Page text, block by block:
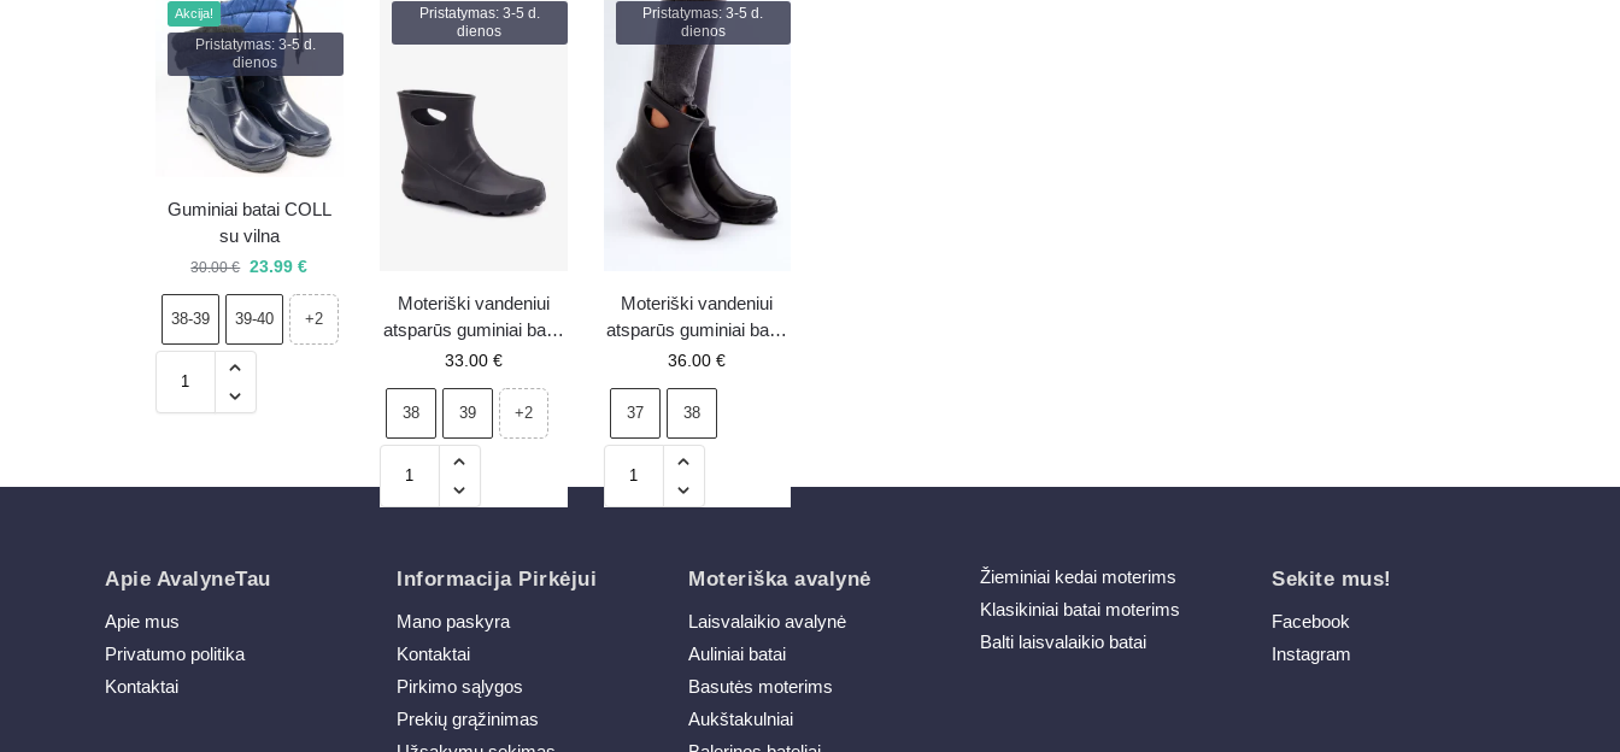
Akcija!
Pristatymas: 3-5 d.
dienos
Guminiai batai COLL
su vilna
30.00€ 23.99€
38-39 39-40 +2
Pristatymas: 3-5 d.
dienos
Moteriški vandeniui
atsparūs guminiai batai
Boto pilki
33.00 €
38 39 +2
Pristatymas: 3-5 d.
dienos
Moteriški vandeniui
atsparūs guminiai batai
LEMIGO GARDEN
36.00€
37 38
Apie AvalyneTau
Apie mus
Privatumo politika
Kontaktai
Informacija Pirkėjui
Mano paskyra
Kontaktai
Pirkimo sąlygos
Prekių grąžinimas
Moteriška avalynė
Laisvalaikio avalynė
Auliniai batai
Basutės moterims
Aukštakulniai
Žieminiai kedai moterims
Klasikiniai batai moterims
Balti laisvalaikio batai
Sekite mus!
Facebook
Instagram